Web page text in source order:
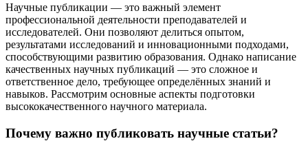
Научные публикации — это важный элемент
профессиональной деятельности преподавателей и
исследователей. Они позволяют делиться опытом,
результатами исследований и инновационными подходами,
способствующими развитию образования. Однако написание
качественных научных публикаций — это сложное и
ответственное дело, требующее определённых знаний и
навыков. Рассмотрим основные аспекты подготовки
высококачественного научного материала.
Почему важно публиковать научные статьи?